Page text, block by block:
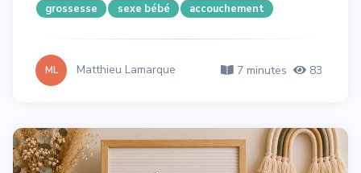
grossesse sexe bébé accouchement
ML Matthieu Lamarque 7 minutes 83